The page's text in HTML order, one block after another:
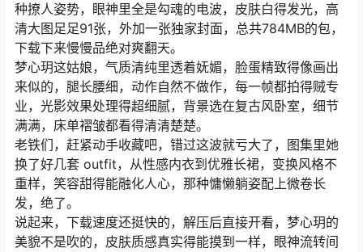
种撩人姿势，眼神里全是勾魂的电波，皮肤白得发光，高
清大图足足91张，外加一张独家封面，总共784MB的包，
下载下来慢慢品绝对爽翻天。
梦心玥这姑娘，气质清纯里透着妩媚，脸蛋精致得像画出
来似的，腿长腰细，动作自然不做作，每一帧都拍得贼专
业，光影效果处理得超细腻，背景选在复古风卧室，细节
满满，床单褶皱都看得清清楚楚。
老铁们，赶紧动手收藏吧，错过这波就亏大了，图集里她
换了好几套 outfit，从性感内衣到优雅长裙，变换风格不
重样，笑容甜得能融化人心，那种慵懒躺姿配上微卷长
发，绝了。
说起来，下载速度还挺快的，解压后直接开看，梦心玥的
美貌不是吹的，皮肤质感真实得能摸到一样，眼神流转间